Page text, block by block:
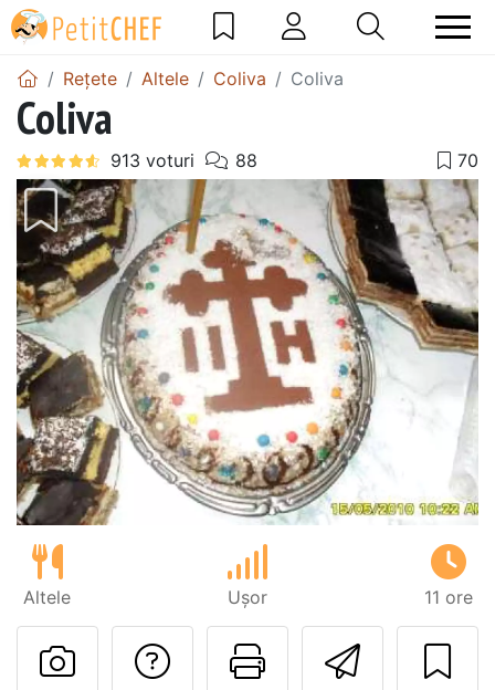
Rețete Altele Coliva Coliva
Coliva
Altele Ușor 11 ore
Printează
Adresează o